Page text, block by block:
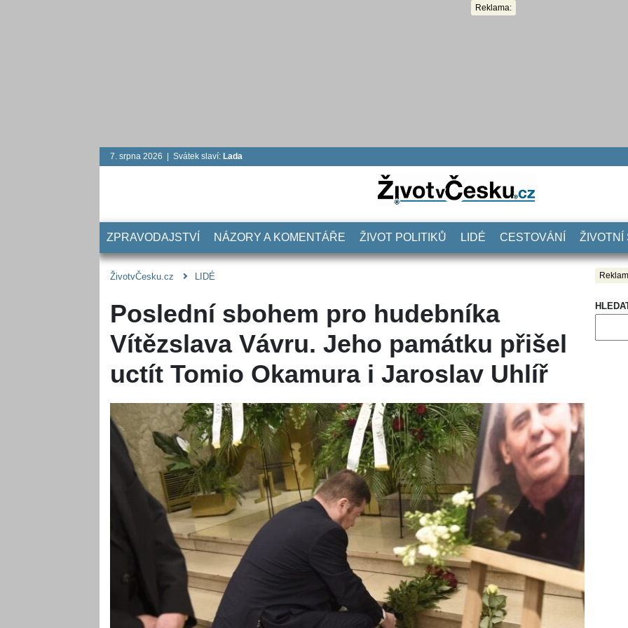
Reklama:
7. srpna 2026 | Svátek slaví: Lada
ZPRAVODAJSTVÍ NÁZORY A KOMENTÁŘE ŽIVOT POLITIKŮ LIDÉ CESTOVÁNÍ ŽIVOTNÍ
ŽivotvČesku.cz LIDÉ
Poslední sbohem pro hudebníka
Vítězslava Vávru. Jeho památku přišel
uctít Tomio Okamura i Jaroslav Uhlíř